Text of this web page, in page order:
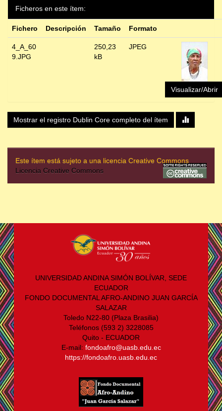
Ficheros en este ítem:
Fichero Descripción Tamaño Formato
4_A_60
9.JPG
250,23
kB
JPEG
Visualizar/Abrir
Mostrar el registro Dublin Core completo del ítem
Este ítem está sujeto a una licencia Creative Commons
Licencia Creative Commons
UNIVERSIDAD ANDINA SIMÓN BOLÍVAR, SEDE
ECUADOR
FONDO DOCUMENTAL AFRO-ANDINO JUAN GARCÍA
SALAZAR
Toledo N22-80 (Plaza Brasilia)
Teléfonos (593 2) 3228085
Quito - ECUADOR
E-mail: fondoafro@uasb.edu.ec
https://fondoafro.uasb.edu.ec